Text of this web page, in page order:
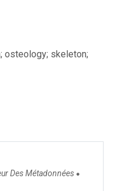
osteology; skeleton;
Des Métadonnées ●